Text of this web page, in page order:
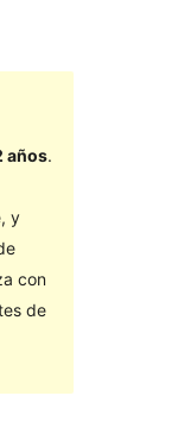
años.
y
con
de